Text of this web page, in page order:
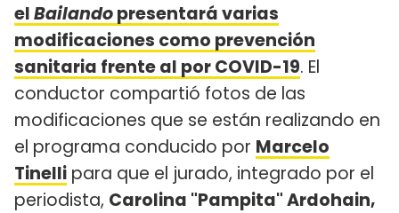
elBailandopresentará varias
modificaciones como prevención
sanitaria frente al por COVID-19. El
conductor compartió fotos de las
modificaciones que se están realizando en
el programa conducido por Marcelo
Tinelli para que el jurado, integrado por el
periodista, Carolina "Pampita" Ardohain,